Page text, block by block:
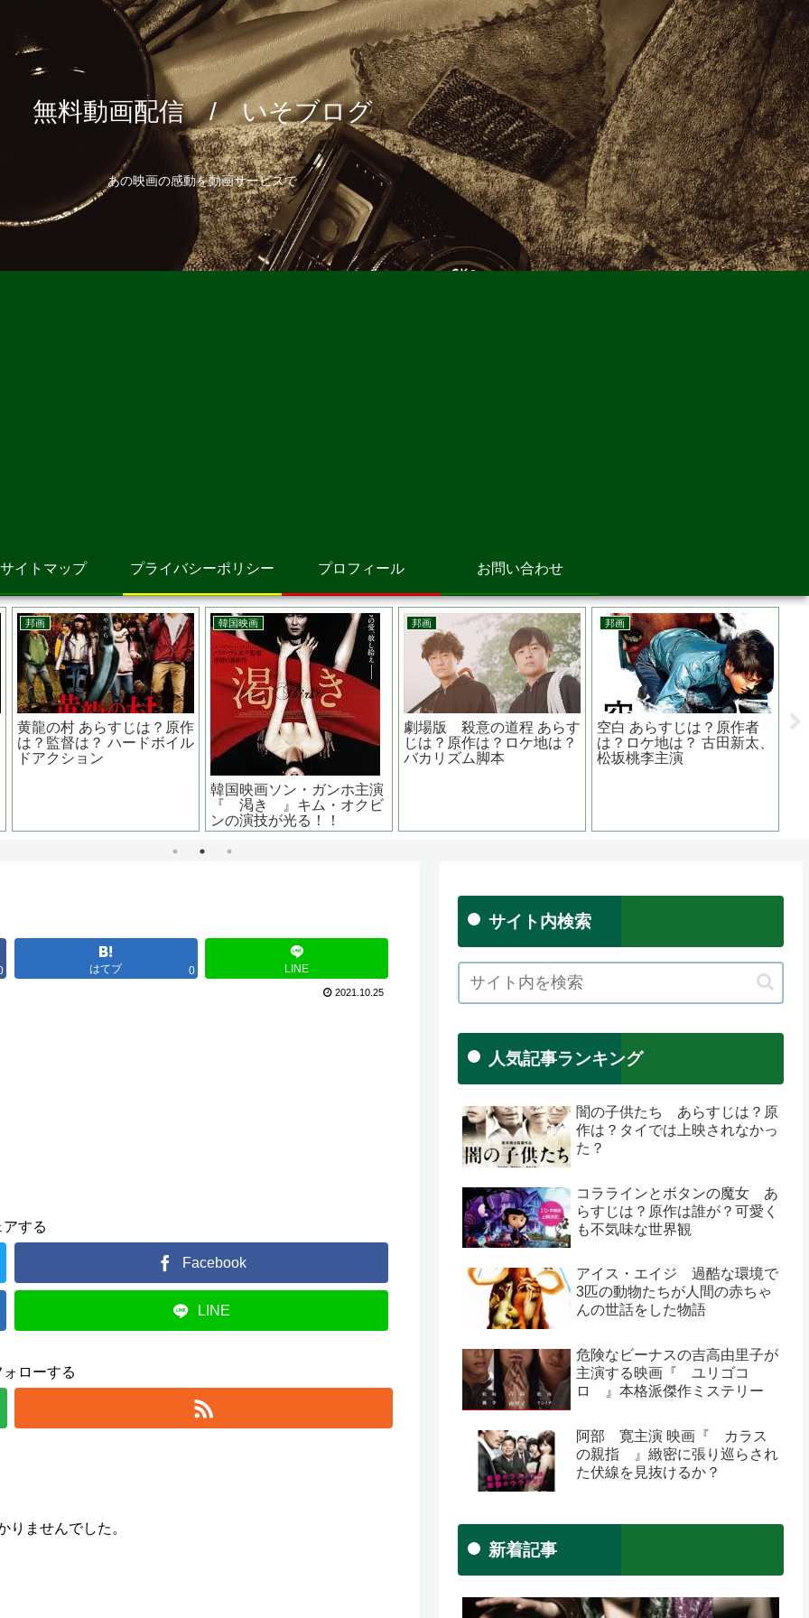
無料動画配信 / いそブログ
あの映画の感動を動画サービスで
サイトマップ プライバシーポリシー プロフィール お問い合わせ
邦画
お終活 熟春！人生、百年
時代の過ごし方 あらすじ
は？原作は？水野勝主演
アニメ映画
それいけ！アンパンマンふ
わふわフワリーと雲の国 あ
らすじは？原作者は？ザキ
ヤマが声優？
邦画
告白 あらすじは？原作
は？第34回日本アカデミー
賞では4冠を達成
邦画
痛くない死に方~在宅医と
患者と家族の物語~あらす
じは？原作は？監督 高橋
野
はてブ 0 LINE
2021.10.25
する
Facebook
LINE
ローする
りませんでした。
サイト内検索
人気記事ランキング
闇の子供たち あらすじは？原
作は？タイでは上映されなかっ
た？
コララインとボタンの魔女 あ
らすじは？原作は誰が？可愛く
も不気味な世界観
アイス・エイジ 過酷な環境で
3匹の動物たちが人間の赤ちゃ
んの世話をした物語
危険なビーナスの吉高由里子が
主演する映画『 ユリゴコ
ロ 』本格派傑作ミステリー
阿部 寛主演 映画『 カラス
の親指 』緻密に張り巡らされ
た伏線を見抜けるか？
新着記事